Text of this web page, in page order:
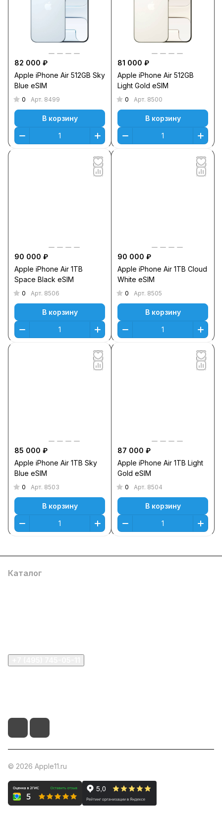
82 000 ₽
Apple iPhone Air 512GB Sky
Blue eSIM
0 Арт. 8499
В корзину
81 000 ₽
Apple iPhone Air 512GB
Light Gold eSIM
0 Арт. 8500
В корзину
90 000 ₽
Apple iPhone Air 1TB
Space Black eSIM
0 Арт. 8506
В корзину
90 000 ₽
Apple iPhone Air 1TB Cloud
White eSIM
0 Арт. 8505
В корзину
85 000 ₽
Apple iPhone Air 1TB Sky
Blue eSIM
0 Арт. 8503
В корзину
87 000 ₽
Apple iPhone Air 1TB Light
Gold eSIM
0 Арт. 8504
В корзину
Каталог
© 2026 Apple11.ru